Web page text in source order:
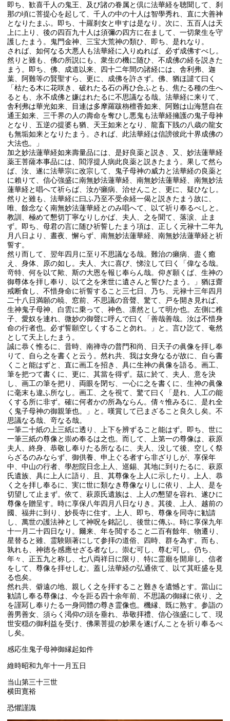
即ち、歓喜千人の鬼王、及び諸の眷属と倶に法華経を聴聞して、刹
那の頃に菩提心を起して、千人の中の十人は智學秀れ、直に大善神
となりたまふ。即ち、十羅刹女と申すは是なり。次に、五百人は天
上に上り、後の四百九十人は須彌の四方に在まして、一切衆生を守
護したまう。鬼門金神、三宝大荒神の類ひ、即ち、是れなり。
されば、如何なる大悪人も法華経に入りぬれば、必ず成佛すべし。
然りと雖も、佛の所説にも、衆生の機に随ひ、不成佛の経を説きた
まう。即ち、佛、成道以来、四十二年間の諸経には、舎利弗、迦
葉、阿難等の賢聖すら、更に、成佛を許さず。佛、猶ほ譴て曰く
「枯たる木に花咲き、破れたる石の再ひ合ふとも、焦たる種の生へ
るとも、永不成佛と嫌はれたるに不思議なる哉。法華経に来りて、
舎利弗は華光如来、目連は多摩羅跋栴檀香如来、阿難は山海慧自在
通王如来、三千界の人の壽命を奪ひし悪鬼も法華経擁護の鬼子母神
となり、五逆の提婆も猶、天王如来となり、龍畜下賎の八歳の龍女
も無垢如来となりたまう。されば、此法華経は信謗彼此十界成佛の
大法也。」
加之妙法蓮華経如来壽量品には、是好良薬と説き、又、妙法蓮華経
薬王菩薩本事品には、閻浮提人病此良薬と説きたまう。果して然ら
ば、汝、遂に法華宗に改宗して、鬼子母神の威力と法華経の良薬と
に賴りて、信心強盛に南無妙法蓮華経、南無妙法蓮華経、南無妙法
蓮華経と唱へて祈らば、汝が癩病、治せんこと、更に、疑ひなし。
然りと雖も、法華経に曰ふ乃至不受余経一偈と説きたまう故に、
唯、餘念なく南無妙法蓮華経とのみ唱へて、以て祈り奉るべしと。
教訓、極めて懇切丁寧なりしかば、夫人、之を聞て、落涙、止ま
ず。即ち、母君の言に随ひ祈誓したまう項は、正しく元禄十二年九
月八日より、晝夜、懈らず、南無妙法蓮華経、南無妙法蓮華経と祈
誓す。
然り而して、翌年四月に至り不思議なる哉。難治の癩病、盡く癒
え、身体、原の如し。夫人、大に喜び、悌泣して曰く「偉なる哉。
竒特、何を以て歟、斯の大恩を報じ奉らん哉。仰ぎ願くば、生神の
御尊体を拝し奉り、以て之を来世に遺さんと誓ひたまう。」猶ほ齋
戒断食し、不惜身命に祈誓すること三七日、乃ち、元禄十三年四月
二十八日満願の暁、窓前、不思議の音聲、驚て、戸を開き見れば、
生神鬼子母神、白雲に乗って、神色、凛然として明か也。左側に稚
子、愛奴を連れ、微妙の御聲に呼んで曰く「善哉善哉。汝は不惜身
命の行者也。必ず誓願空しくすること勿れ。」と。言ひ訖て、奄然
として天上したまう。
誠に恭く惟るに、昔時、南禅寺の普門和尚、日天子の眞像を拝し奉
りて、自ら之を書くと云う。然れ共、我は女身なるが故に、自ら書
くこと能はずと、直に画工を招き、具に生神の眞像を語る。画工、
筆を把つて書くに、更に、其當を得ず。茲に於て、夫人、意を決
し、画工の筆を把り、両眼を閉ぢ、一心に之を書くに、生神の眞像
に毫末も違ふ所なし。画工、之を視て、驚て曰く「是れ、人工の能
くする所に非ず。確に何者かの所為ならん。倩々惟みるに、是れ全
く鬼子母神の御親筆也。」と。嘆賞して已まざること良久し矣。不
思議なる哉、竒なる哉。
一筆二十紙の上三紙に透り、上下を辨ずること能はず。即ち、世に
一筆三紙の尊像と崇め奉るは之也。而して、上第一の尊像は、萩原
夫人、終身、恭敬し奉りたる所なるに、夫人、没して後、空しく祭
らざるのみならず、御供養、申上ぐる者すら非ざりしが、享保年
中、中山の行者、學恕院日念上人、巡錫、其地に到りたるに、萩原
氏遺族、具に上人に語り、且、其尊像を上人に示したり。上人、恭
く之を拝し奉るに、実に世に類なき尊像なりしに依り、上人、是を
切望して止まず。依て、萩原氏遺族は、上人の懇望を容れ、遂ひに
尊像を贈呈す。時に享保八年四月八日なりき。其後、上人、越前の
國、福井に到り、妙長寺に住す。上人、即ち、尊像を同寺に勧請
し、萬世の護法神として神呪を銘記し、後世に傳ふ。時に享保九年
十一月二十四日なり。爾来、年を閲すること二百有餘年、物遷り、
星替ると雖、霊験顕著にして参拝の道俗、四時、群を為す。而も、
孰れも、神徳を感應せざる者なし。崇む可し、尊む可し。仍ち、
年々、正五九と称し、七八両祥日に限り、特に霊廟を開扉し、信者
をして、尊像を拝せしむ。蓋し法華経の弘通依て、以て其旺盛を見
る也矣。
然れ共、僻遠の地、親しく之を拝すること難きを遺憾とす。當山に
勧請し奉る尊像は、今を距る四十余年前、不思議の御縁に依り、之
を謹冩し奉りたる一身同體の尊き霊像也。機縁、既に熟す。参詣の
善男善女、須らく渇仰の頭を垂れ、恭敬拝禮、信心強盛にして、現
世安穏の御利益を受け、佛果菩提の妙果を遂げんことを祈り奉るべ
し矣。
感応生鬼子母神御縁起如件
維時昭和九年十一月五日
当山第三十三世
横田寛裕
恐懼謹識